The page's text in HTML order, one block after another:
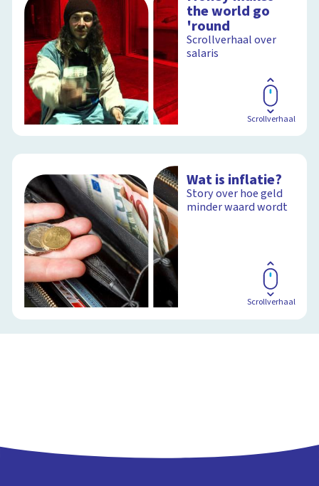
the world go
'round
Scrollverhaal over
salaris
Scrollverhaal
Wat is inflatie?
Story over hoe geld
minder waard wordt
Scrollverhaal